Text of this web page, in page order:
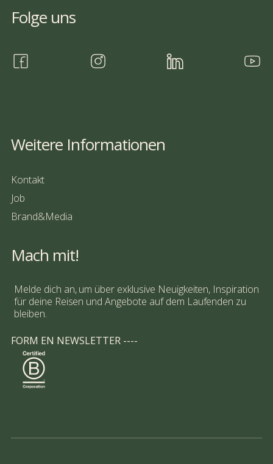
Folge uns
Weitere Informationen
Kontakt
Job
Brand&Media
Mach mit!
Melde dich an, um über exklusive Neuigkeiten, Inspiration
für deine Reisen und Angebote auf dem Laufenden zu
bleiben.
FORM EN NEWSLETTER ----